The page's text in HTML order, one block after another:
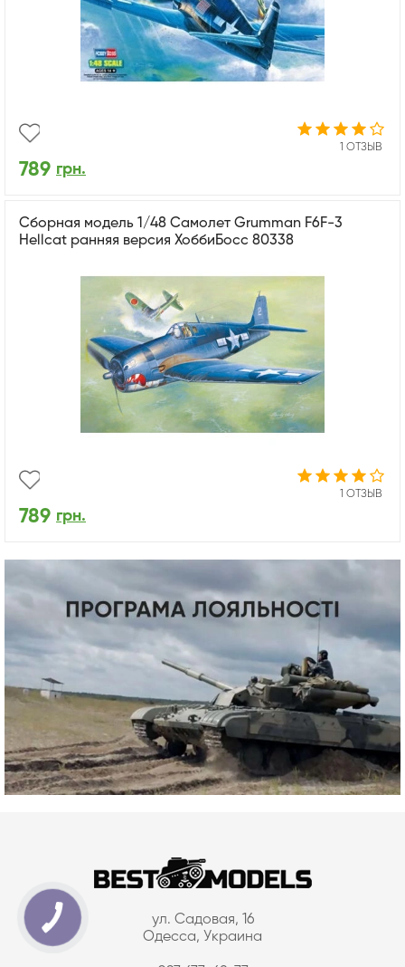
1 ОТЗЫВ
789 грн.
Сборная модель 1/48 Самолет Grumman F6F-3
Hellcat ранняя версия ХоббиБосс 80338
1 ОТЗЫВ
789 грн.
ул. Садовая, 16
Одесса, Украина